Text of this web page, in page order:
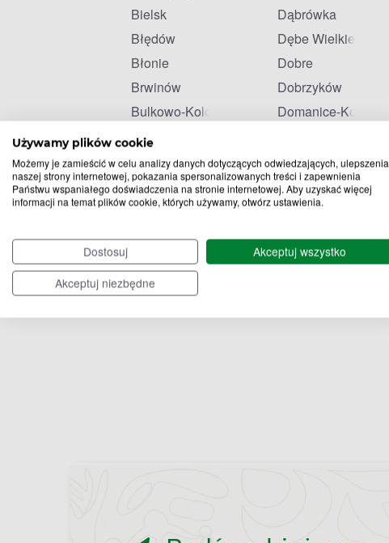
Używamy plików cookie
Możemy je zamieścić w celu analizy danych dotyczących odwiedzających, ulepszenia
naszej strony internetowej, pokazania spersonalizowanych treści i zapewnienia
Państwu wspaniałego doświadczenia na stronie internetowej. Aby uzyskać więcej
informacji na temat plików cookie, których używamy, otwórz ustawienia.
Dostosuj
Akceptuj wszystko
Akceptuj niezbędne
Bielsk
Błędów
Błonie
Brwinów
Bulkowo-Kolonia
Celestynów
Dąbrówka
Dębe Wielkie
Dobre
Dobrzyków
Domanice-Kolonia